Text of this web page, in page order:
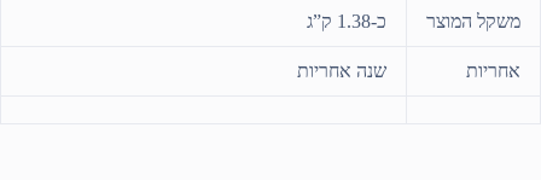
משקל המוצר כ-1.38 ק”ג
אחריות שנה אחריות